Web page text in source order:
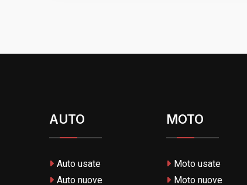
AUTO
Auto usate
Auto nuove
MOTO
Moto usate
Moto nuove